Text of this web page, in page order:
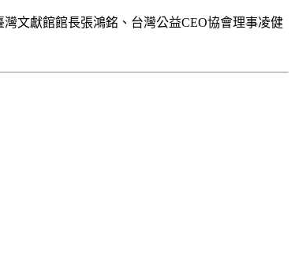
文獻館館長張鴻銘、台灣公益CEO協會理事凌健